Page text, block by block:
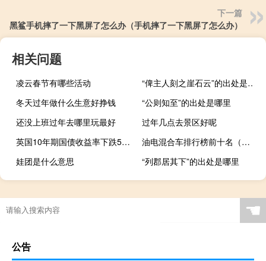
下一篇
黑鲨手机摔了一下黑屏了怎么办（手机摔了一下黑屏了怎么办）
相关问题
凌云春节有哪些活动
“俾主人刻之崖石云”的出处是哪里
冬天过年做什么生意好挣钱
“公则知至”的出处是哪里
还没上班过年去哪里玩最好
过年几点去景区好呢
英国10年期国债收益率下跌5个基点
油电混合车排行榜前十名（油电混合）
娃团是什么意思
“列郡居其下”的出处是哪里
☚
公告